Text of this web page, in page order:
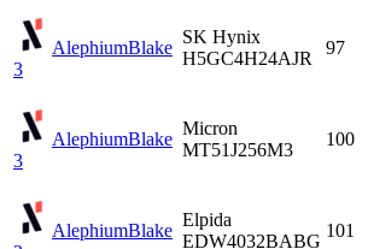
AlephiumBlake
3
SK Hynix
H5GC4H24AJR
97
AlephiumBlake
3
Micron
MT51J256M3
100
AlephiumBlake
Elpida
EDW4032BABG
101